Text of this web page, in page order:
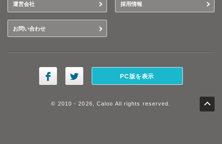
運営会社 採用情報
お問い合わせ
PC版を表示
© 2010 - 2026, Caloo All rights reserved.